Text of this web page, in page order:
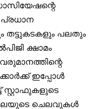
തട്ടുകടകളും പലതും
ക്ഷാമം
ഇപ്പോൾ
സ്റ്റാഫുകളുടെ
ചെലവുകൾ